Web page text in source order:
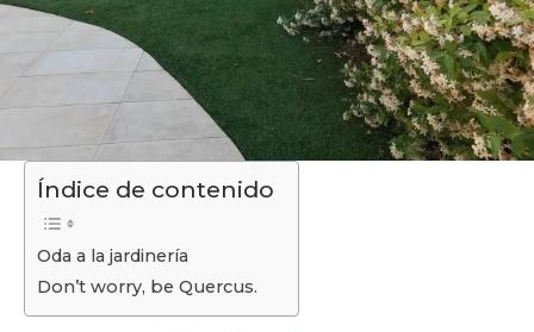
Índice de contenido
Oda a la jardinería
Don’t worry, be Quercus.